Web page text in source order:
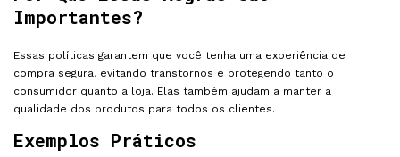
Importantes?
Essas políticas garantem que você tenha uma experiência de
compra segura, evitando transtornos e protegendo tanto o
consumidor quanto a loja. Elas também ajudam a manter a
qualidade dos produtos para todos os clientes.
Exemplos Práticos